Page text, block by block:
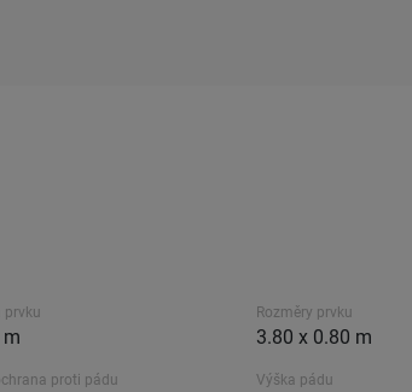
prvku
m
Rozměry prvku
3.80 x 0.80 m
proti pádu Výška pádu